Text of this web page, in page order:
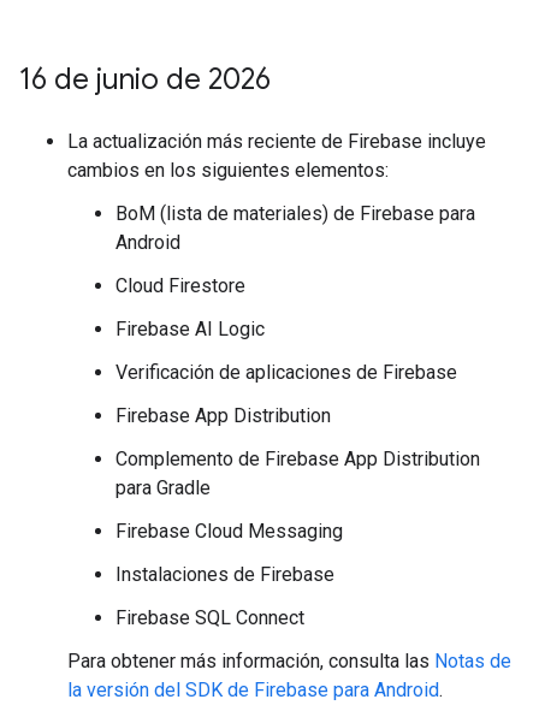
16 de junio de 2026
La actualización más reciente de Firebase incluye
cambios en los siguientes elementos:
BoM (lista de materiales) de Firebase para
Android
Cloud Firestore
Firebase AI Logic
Verificación de aplicaciones de Firebase
Firebase App Distribution
Complemento de Firebase App Distribution
para Gradle
Firebase Cloud Messaging
Instalaciones de Firebase
Firebase SQL Connect
Para obtener más información, consulta las Notas de
la versión del SDK de Firebase para Android.